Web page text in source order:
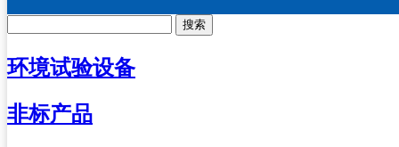
搜索
环境试验设备
非标产品